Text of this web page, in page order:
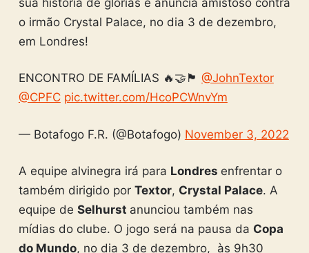
o irmão Crystal Palace, no dia 3 de dezembro,
em Londres!
ENCONTRO DE FAMÍLIAS 🔥🤝🏴󠁧󠁢󠁥󠁮󠁧󠁿 @JohnTextor
@CPFC pic.twitter.com/HcoPCWnvYm
— Botafogo F.R. (@Botafogo) November 3, 2022
A equipe alvinegra irá para Londres enfrentar o
também dirigido por Textor, Crystal Palace. A
equipe de Selhurst anunciou também nas
mídias do clube. O jogo será na pausa da Copa
do Mundo, no dia 3 de dezembro, às 9h30